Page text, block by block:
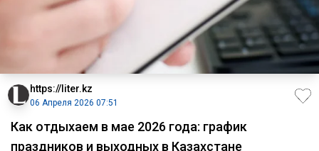
https://liter.kz
06 Апреля 2026 07:51
Как отдыхаем в мае 2026 года: график
праздников и выходных в Казахстане